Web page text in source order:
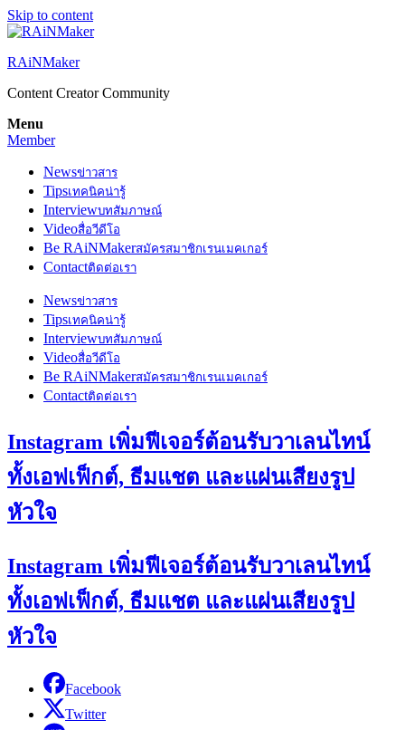
Skip to content
RAiNMaker
Content Creator Community
Menu
Member
Newsข่าวสาร
Tipsเทคนิคน่ารู้
Interviewบทสัมภาษณ์
Videoสื่อวีดีโอ
Be RAiNMakerสมัครสมาชิกเรนเมคเกอร์
Contactติดต่อเรา
Newsข่าวสาร
Tipsเทคนิคน่ารู้
Interviewบทสัมภาษณ์
Videoสื่อวีดีโอ
Be RAiNMakerสมัครสมาชิกเรนเมคเกอร์
Contactติดต่อเรา
Instagram เพิ่มฟีเจอร์ต้อนรับวาเลนไทน์
ทั้งเอฟเฟ็กต์, ธีมแชต และแผ่นเสียงรูป
หัวใจ
Instagram เพิ่มฟีเจอร์ต้อนรับวาเลนไทน์
ทั้งเอฟเฟ็กต์, ธีมแชต และแผ่นเสียงรูป
หัวใจ
Facebook
Twitter